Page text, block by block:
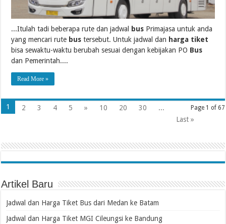
...Itulah tadi beberapa rute dan jadwal bus Primajasa untuk anda
yang mencari rute bus tersebut. Untuk jadwal dan harga tiket
bisa sewaktu-waktu berubah sesuai dengan kebijakan PO Bus
dan Pemerintah....
Read More »
Page 1 of 67
1 2 3 4 5 » 10 20 30
...
Last »
Artikel Baru
Jadwal dan Harga Tiket Bus dari Medan ke Batam
Jadwal dan Harga Tiket MGI Cileungsi ke Bandung